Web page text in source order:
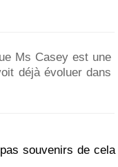
Ms Casey est une
déjà évoluer dans
souvenirs de cela